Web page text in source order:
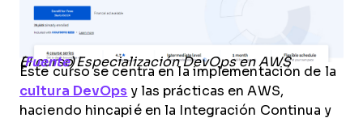
El curso Especialización DevOps en AWS (Fuente)
Este curso se centra en la implementación de la
cultura DevOps y las prácticas en AWS,
haciendo hincapié en la Integración Continua y